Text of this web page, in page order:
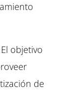
El objetivo
de